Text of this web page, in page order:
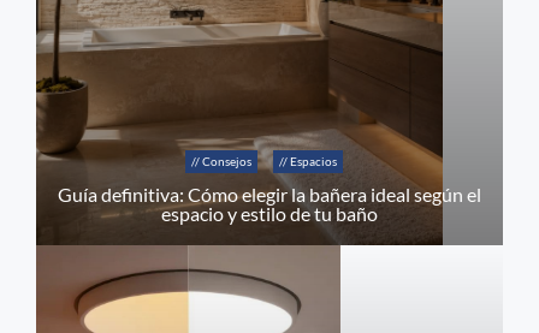
// Consejos // Espacios
Guía definitiva: Cómo elegir la bañera ideal según el
espacio y estilo de tu baño